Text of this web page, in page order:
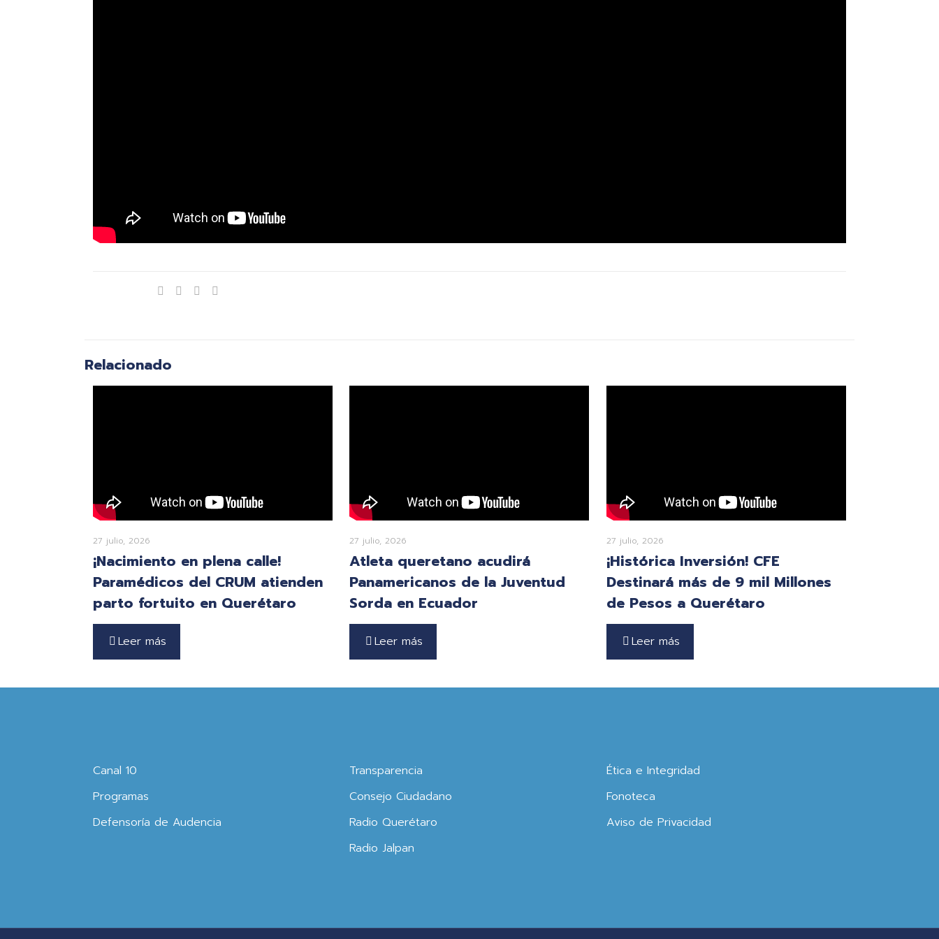
Relacionado
27 julio, 2026
¡Nacimiento en plena calle!
Paramédicos del CRUM atienden
parto fortuito en Querétaro
Leer más
27 julio, 2026
Atleta queretano acudirá
Panamericanos de la Juventud
Sorda en Ecuador
Leer más
27 julio, 2026
¡Histórica Inversión! CFE
Destinará más de 9 mil Millones
de Pesos a Querétaro
Leer más
Canal 10
Programas
Defensoría de Audencia
Transparencia
Consejo Ciudadano
Radio Querétaro
Radio Jalpan
Ética e Integridad
Fonoteca
Aviso de Privacidad